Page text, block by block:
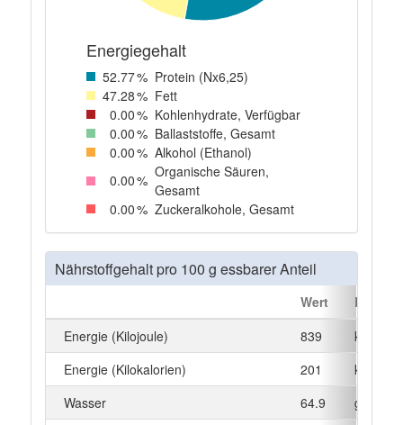
Energiegehalt
52.77% Protein (Nx6,25)
47.28% Fett
0.00% Kohlenhydrate, Verfügbar
0.00% Ballaststoffe, Gesamt
0.00% Alkohol (Ethanol)
0.00% Organische Säuren,
Gesamt
0.00% Zuckeralkohole, Gesamt
Nährstoffgehalt pro 100 g essbarer Anteil
Wert
Einheit
Energie (Kilojoule)
839
kJ
Energie (Kilokalorien)
201
kcal
Wasser
64.9
g